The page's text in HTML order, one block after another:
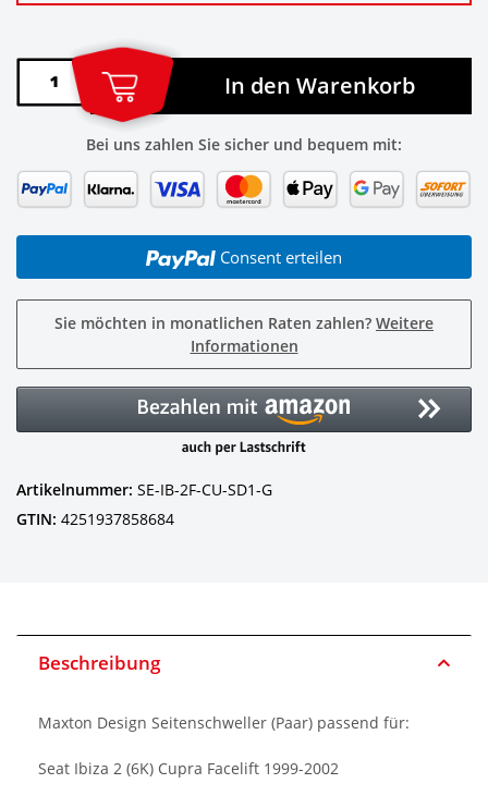
In den Warenkorb
Bei uns zahlen Sie sicher und bequem mit:
Consent erteilen
Sie möchten in monatlichen Raten zahlen? Weitere
Informationen
Artikelnummer: SE-IB-2F-CU-SD1-G
GTIN: 4251937858684
Beschreibung
Maxton Design Seitenschweller (Paar) passend für:
Seat Ibiza 2 (6K) Cupra Facelift 1999-2002